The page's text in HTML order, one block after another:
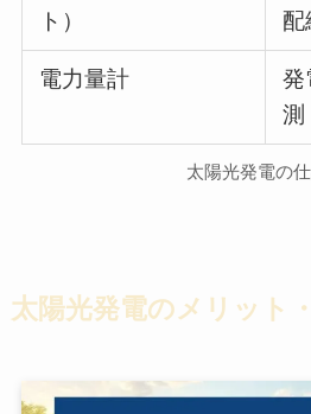
ト）
配
電力量計
発
測
太陽光発電の
太陽光発電のメリット